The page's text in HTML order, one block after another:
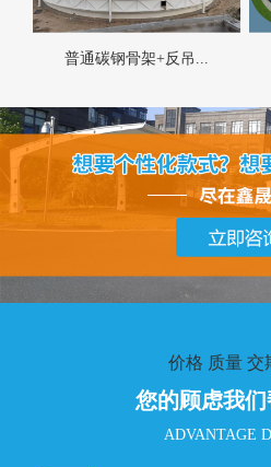
普通碳钢骨架+反吊...
价格 质量 交
您的顾虑我
ADVANTAGE